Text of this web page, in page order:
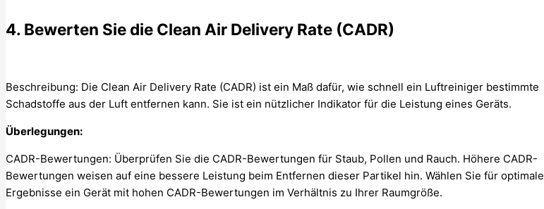
4. Bewerten Sie die Clean Air Delivery Rate (CADR)
Beschreibung: Die Clean Air Delivery Rate (CADR) ist ein Maß dafür, wie schnell ein Luftreiniger bestimmte
Schadstoffe aus der Luft entfernen kann. Sie ist ein nützlicher Indikator für die Leistung eines Geräts.
Überlegungen:
CADR-Bewertungen: Überprüfen Sie die CADR-Bewertungen für Staub, Pollen und Rauch. Höhere CADR-
Bewertungen weisen auf eine bessere Leistung beim Entfernen dieser Partikel hin. Wählen Sie für optimale
Ergebnisse ein Gerät mit hohen CADR-Bewertungen im Verhältnis zu Ihrer Raumgröße.